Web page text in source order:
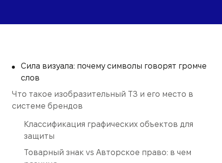
Сила визуала: почему символы говорят громче
слов
Что такое изобразительный ТЗ и его место в
системе брендов
Классификация графических объектов для
защиты
Товарный знак vs Авторское право: в чем